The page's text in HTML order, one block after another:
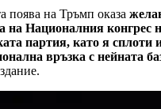
поява на Тръмп оказа
на Националния конгрес
партия, като я сплоти
връзка с нейната